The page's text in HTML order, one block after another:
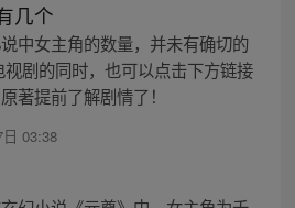
几个
中女主角的数量，并未有确切的
剧的同时，也可以点击下方链接
著提前了解剧情了！
03:38